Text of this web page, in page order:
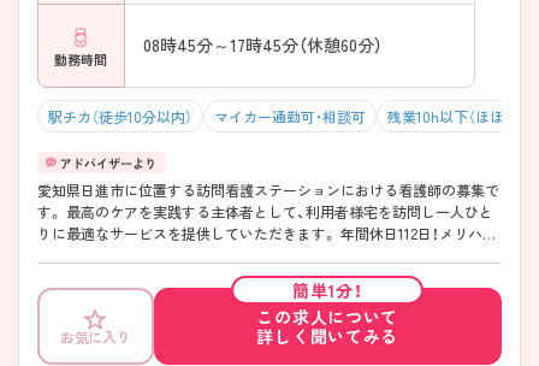
勤務時間
08時45分～17時45分（休憩60分）
駅チカ（徒歩10分以内） マイカー通勤可・相談可 残業10h以下（ほぼなし）
愛知県日進市に位置する訪問看護ステーションにおける看護師の募集で
す。 最高のケアを実践する主体者として、利用者様宅を訪問し一人ひと
りに最適なサービスを提供していただきます。 年間休日112日！メリハリ
しますので、お気軽にお問い合わせください！
お気に入り
簡単1分！
この求人について
詳しく聞いてみる